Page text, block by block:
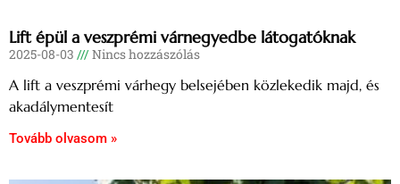
Lift épül a veszprémi várnegyedbe látogatóknak
2025-08-03 Nincs hozzászólás
A lift a veszprémi várhegy belsejében közlekedik majd, és
akadálymentesít
Tovább olvasom »